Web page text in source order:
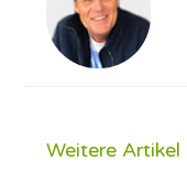
Weitere Artikel